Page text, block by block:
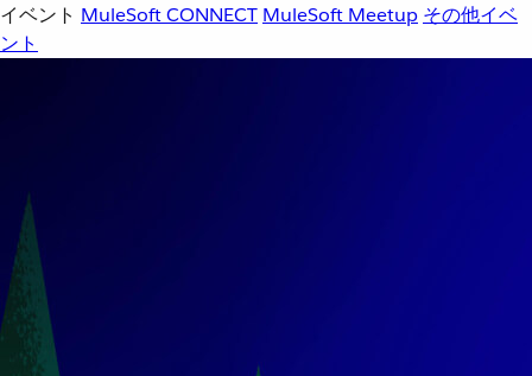
イベント MuleSoft CONNECT MuleSoft Meetup その他イベ
ント